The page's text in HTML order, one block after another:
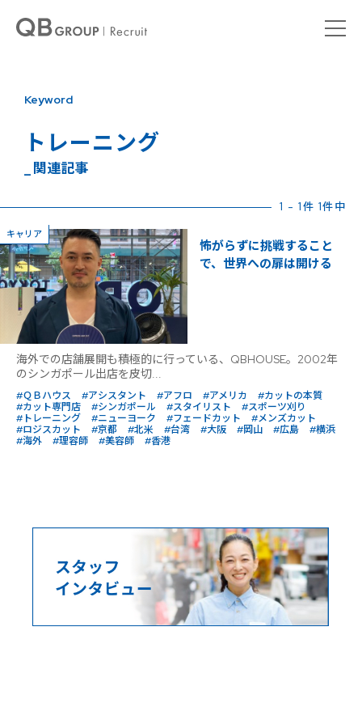
Keyword
トレーニング
_ 関連記事
1 - 1件 1件中
キャリア
怖がらずに挑戦すること
で、世界への扉は開ける
海外での店舗展開も積極的に行っている、QBHOUSE。2002年
のシンガポール出店を皮切...
#ＱＢハウス #アシスタント #アフロ #アメリカ
#カットの本質
#カット専門店
#シンガポール #スタイリスト
#スポーツ刈り
#トレーニング
#ニューヨーク #フェードカット
#メンズカット
#ロジスカット
#京都 #北米 #台湾 #大阪 #岡山 #広島
#横浜
#海外
#理容師 #美容師 #香港